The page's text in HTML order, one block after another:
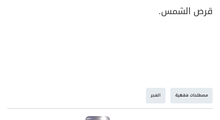
قرص الشمس.
مصطلحات فقهية الفجر